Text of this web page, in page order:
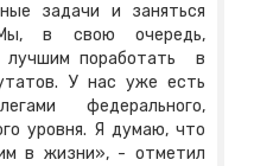
задачи и заняться
Мы, в свою очередь,
лучшим поработать в
У нас уже есть
федерального,
уровня. Я думаю, что
в жизни», - отметил